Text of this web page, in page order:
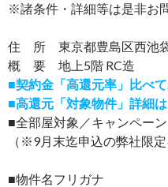
※諸条件・詳細等は是非お
住 所 東京都豊島区西池
概 要 地上5階 RC造
■契約金「高還元率」比べ
■高還元「対象物件」詳細
■全部屋対象／キャンペー
（※9月末迄申込の弊社限定
■物件名フリガナ